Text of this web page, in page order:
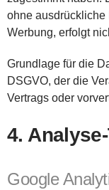
ohne
Werbung, erfolgt
Grundlage für die
DSGVO, der die
Vertrags oder
4.
Google